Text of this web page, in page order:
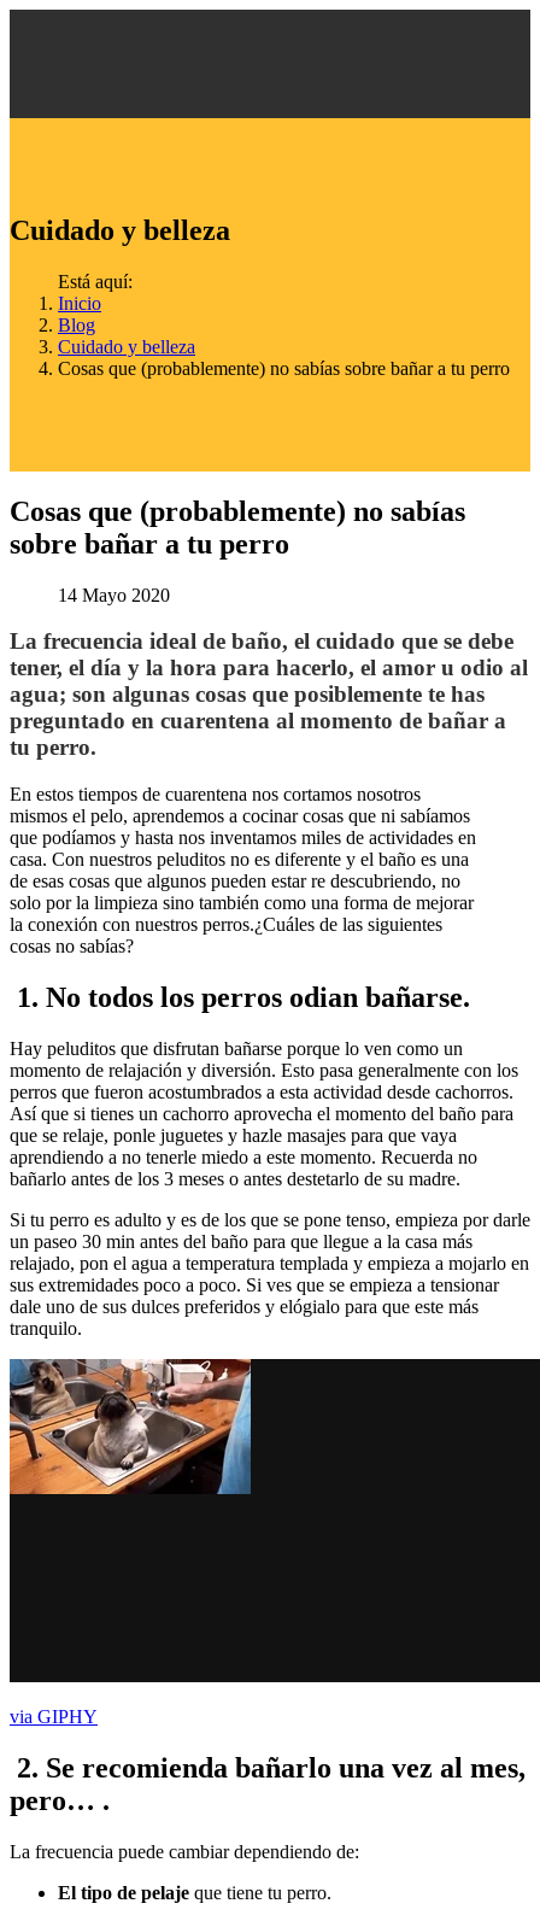
Cuidado y belleza
Está aquí:
Inicio
Blog
Cuidado y belleza
Cosas que (probablemente) no sabías sobre bañar a tu perro
Cosas que (probablemente) no sabías
sobre bañar a tu perro
14 Mayo 2020
La frecuencia ideal de baño, el cuidado que se debe
tener, el día y la hora para hacerlo, el amor u odio al
agua; son algunas cosas que posiblemente te has
preguntado en cuarentena al momento de bañar a
tu perro.
En estos tiempos de cuarentena nos cortamos nosotros
mismos el pelo, aprendemos a cocinar cosas que ni sabíamos
que podíamos y hasta nos inventamos miles de actividades en
casa. Con nuestros peluditos no es diferente y el baño es una
de esas cosas que algunos pueden estar re descubriendo, no
solo por la limpieza sino también como una forma de mejorar
la conexión con nuestros perros.¿Cuáles de las siguientes
cosas no sabías?
1. No todos los perros odian bañarse.
Hay peluditos que disfrutan bañarse porque lo ven como un
momento de relajación y diversión. Esto pasa generalmente con los
perros que fueron acostumbrados a esta actividad desde cachorros.
Así que si tienes un cachorro aprovecha el momento del baño para
que se relaje, ponle juguetes y hazle masajes para que vaya
aprendiendo a no tenerle miedo a este momento. Recuerda no
bañarlo antes de los 3 meses o antes destetarlo de su madre.
Si tu perro es adulto y es de los que se pone tenso, empieza por darle
un paseo 30 min antes del baño para que llegue a la casa más
relajado, pon el agua a temperatura templada y empieza a mojarlo en
sus extremidades poco a poco. Si ves que se empieza a tensionar
dale uno de sus dulces preferidos y elógialo para que este más
tranquilo.
via GIPHY
2. Se recomienda bañarlo una vez al mes,
pero… .
La frecuencia puede cambiar dependiendo de:
El tipo de pelaje que tiene tu perro.